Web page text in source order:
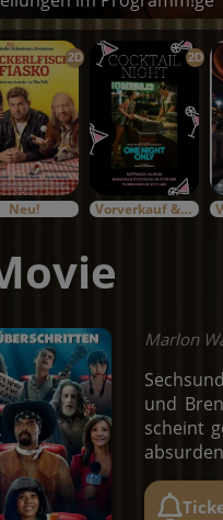
2D
Neu!
2D
Vorverkauf & Specials
Marlon
und
scheint